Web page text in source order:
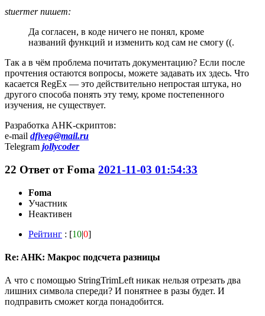
stuermer пишет:
Да согласен, в коде ничего не понял, кроме
названий функций и изменить код сам не смогу ((.
Так а в чём проблема почитать документацию? Если после
прочтения остаются вопросы, можете задавать их здесь. Что
касается RegEx — это действительно непростая штука, но
другого способа понять эту тему, кроме постепенного
изучения, не существует.
Разработка AHK-скриптов:
e-mail dfiveg@mail.ru
Telegram jollycoder
22 Ответ отFoma 2021-11-03 01:54:33
Foma
Участник
Неактивен
Рейтинг : [10|0]
Re: AHK: Макрос подсчета разницы
А что с помощью StringTrimLeft никак нельзя отрезать два
лишних символа спереди? И понятнее в разы будет. И
подправить сможет когда понадобится.